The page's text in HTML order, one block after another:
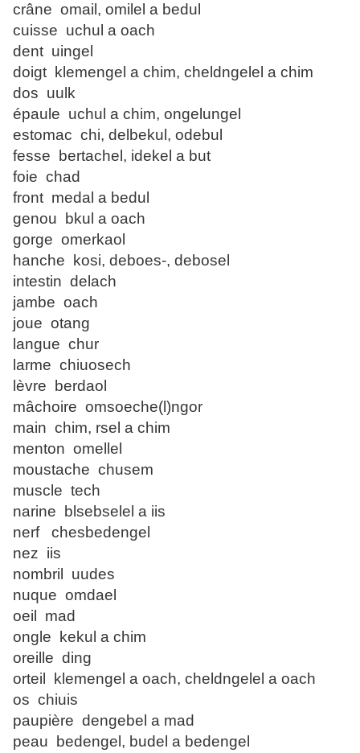
crâne omail, omilel a bedul
cuisse uchul a oach
dent uingel
doigt klemengel a chim, cheldngelel a chim
dos uulk
épaule uchul a chim, ongelungel
estomac chi, delbekul, odebul
fesse bertachel, idekel a but
foie chad
front medal a bedul
genou bkul a oach
gorge omerkaol
hanche kosi, deboes-, debosel
intestin delach
jambe oach
joue otang
langue chur
larme chiuosech
lèvre berdaol
mâchoire omsoeche(l)ngor
main chim, rsel a chim
menton omellel
moustache chusem
muscle tech
narine blsebselel a iis
nerf chesbedengel
nez iis
nombril uudes
nuque omdael
oeil mad
ongle kekul a chim
oreille ding
orteil klemengel a oach, cheldngelel a oach
os chiuis
paupière dengebel a mad
peau bedengel, budel a bedengel